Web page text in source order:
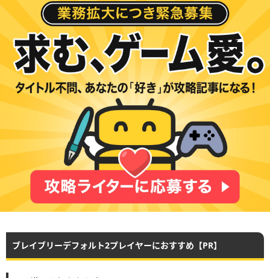
ブレイブリーデフォルト2プレイヤーにおすすめ【PR】